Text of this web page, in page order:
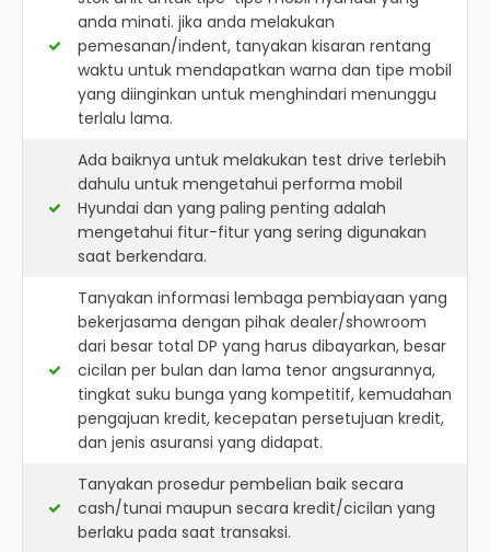
anda minati. jika anda melakukan
pemesanan/indent, tanyakan kisaran rentang
waktu untuk mendapatkan warna dan tipe mobil
yang diinginkan untuk menghindari menunggu
terlalu lama.
Ada baiknya untuk melakukan test drive terlebih
dahulu untuk mengetahui performa mobil
Hyundai dan yang paling penting adalah
mengetahui fitur-fitur yang sering digunakan
saat berkendara.
Tanyakan informasi lembaga pembiayaan yang
bekerjasama dengan pihak dealer/showroom
dari besar total DP yang harus dibayarkan, besar
cicilan per bulan dan lama tenor angsurannya,
tingkat suku bunga yang kompetitif, kemudahan
pengajuan kredit, kecepatan persetujuan kredit,
dan jenis asuransi yang didapat.
Tanyakan prosedur pembelian baik secara
cash/tunai maupun secara kredit/cicilan yang
berlaku pada saat transaksi.